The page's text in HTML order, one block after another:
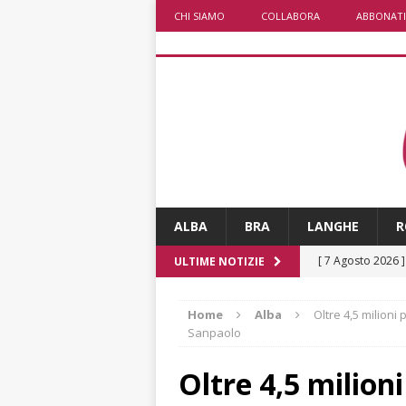
CHI SIAMO COLLABORA ABBONATI
ALBA BRA LANGHE
ULTIME NOTIZIE [ 7 Agosto 2026 ]
[ 7 Agosto 2026 ]
[ 7 Agosto 2026 ]
Home Alba
Oltre 4,5 milioni
Sanpaolo
Oltre 4,5